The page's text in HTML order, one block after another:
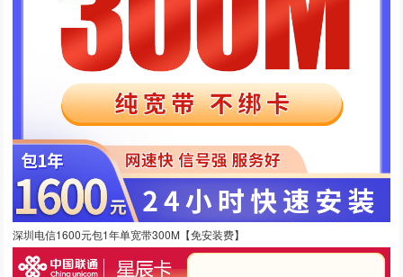
深圳电信1600元包1年单宽带300M【免安装费】